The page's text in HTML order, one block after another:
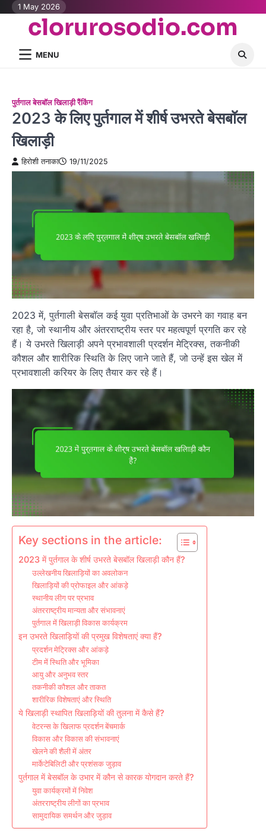
Skip
content
1 May 2026
clorurosodio.com
MENU
पुर्तगाल बेसबॉल खिलाड़ी रैंकिंग
2023 के लिए पुर्तगाल में शीर्ष उभरते बेसबॉल
खिलाड़ी
हिरोशी तनाका 19/11/2025
2023 में, पुर्तगाली बेसबॉल कई युवा प्रतिभाओं के उभरने का गवाह बन
रहा है, जो स्थानीय और अंतरराष्ट्रीय स्तर पर महत्वपूर्ण प्रगति कर रहे
हैं। ये उभरते खिलाड़ी अपने प्रभावशाली प्रदर्शन मेट्रिक्स, तकनीकी
कौशल और शारीरिक स्थिति के लिए जाने जाते हैं, जो उन्हें इस खेल में
प्रभावशाली करियर के लिए तैयार कर रहे हैं।
Key sections in the article:
2023 में पुर्तगाल के शीर्ष उभरते बेसबॉल खिलाड़ी कौन हैं?
उल्लेखनीय खिलाड़ियों का अवलोकन
खिलाड़ियों की प्रोफाइल और आंकड़े
स्थानीय लीग पर प्रभाव
अंतरराष्ट्रीय मान्यता और संभावनाएं
पुर्तगाल में खिलाड़ी विकास कार्यक्रम
इन उभरते खिलाड़ियों की प्रमुख विशेषताएं क्या हैं?
प्रदर्शन मेट्रिक्स और आंकड़े
टीम में स्थिति और भूमिका
आयु और अनुभव स्तर
तकनीकी कौशल और ताकत
शारीरिक विशेषताएं और स्थिति
ये खिलाड़ी स्थापित खिलाड़ियों की तुलना में कैसे हैं?
वेटरन्स के खिलाफ प्रदर्शन बेंचमार्क
विकास और विकास की संभावनाएं
खेलने की शैली में अंतर
मार्केटेबिलिटी और प्रशंसक जुड़ाव
पुर्तगाल में बेसबॉल के उभार में कौन से कारक योगदान करते हैं?
युवा कार्यक्रमों में निवेश
अंतरराष्ट्रीय लीगों का प्रभाव
सामुदायिक समर्थन और जुड़ाव